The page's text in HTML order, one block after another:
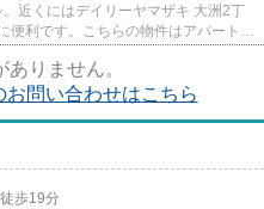
近くにはデイリーヤマザキ 大洲2丁
便利です。こちらの物件はアパートで
りません。
問い合わせはこちら
徒歩19分